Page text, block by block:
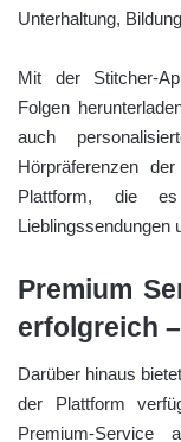
Unterhaltung,
Mit der Stitcher-
Folgen
auch
Hörpräferenzen
Plattform, die es
Lieblingssendungen
Premium
erfolgreich
Darüber hinaus
der Plattform
Premium-Service